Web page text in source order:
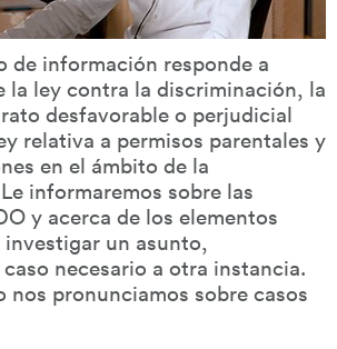
de información responde a
la ley contra la discriminación, la
desfavorable o perjudicial
relativa a permisos parentales y
en el ámbito de la
informaremos sobre las
y acerca de los elementos
un asunto,
necesario a otra instancia.
nos pronunciamos sobre casos